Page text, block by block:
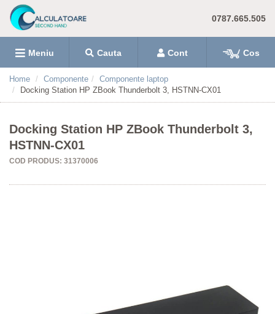
0787.665.505
Meniu Cauta Cont Cos
Home Componente
Componente laptop
Docking Station HP ZBook Thunderbolt 3, HSTNN-CX01
Docking Station HP ZBook Thunderbolt 3,
HSTNN-CX01
COD PRODUS: 31370006